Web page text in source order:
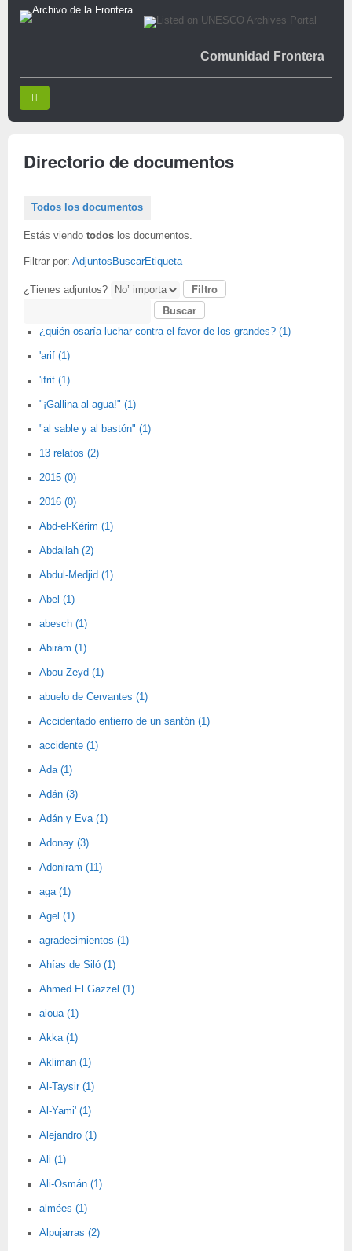
Comunidad Frontera
Directorio de documentos
Todos los documentos
Estás viendo todos los documentos.
Filtrar por: Adjuntos BuscarEtiqueta
¿Tienes adjuntos?
¿quién osaría luchar contra el favor de los grandes? (1)
'arif (1)
'ifrit (1)
"¡Gallina al agua!" (1)
"al sable y al bastón" (1)
13 relatos (2)
2015 (0)
2016 (0)
Abd-el-Kérim (1)
Abdallah (2)
Abdul-Medjid (1)
Abel (1)
abesch (1)
Abirám (1)
Abou Zeyd (1)
abuelo de Cervantes (1)
Accidentado entierro de un santón (1)
accidente (1)
Ada (1)
Adán (3)
Adán y Eva (1)
Adonay (3)
Adoniram (11)
aga (1)
Agel (1)
agradecimientos (1)
Ahías de Siló (1)
Ahmed El Gazzel (1)
aioua (1)
Akka (1)
Akliman (1)
Al-Taysir (1)
Al-Yami' (1)
Alejandro (1)
Ali (1)
Ali-Osmán (1)
almées (1)
Alpujarras (2)